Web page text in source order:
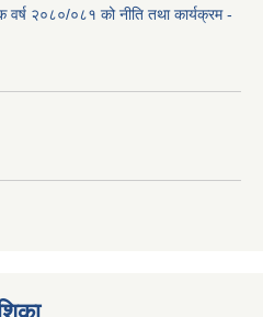
वर्ष २०८०/०८१ को नीति तथा कार्यक्रम -